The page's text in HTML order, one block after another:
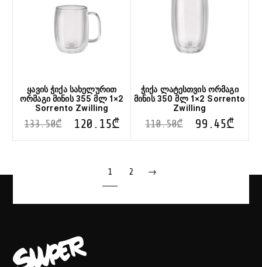
ყავის ჭიქა სახელურით
ორმაგი მინის 355 მლ 1×2
Sorrento Zwilling
133.50₾ 120.15₾
ჭიქა ლატესთვის ორმაგი
მინის 350 მლ 1×2 Sorrento
Zwilling
110.50₾ 99.45₾
1 2 →